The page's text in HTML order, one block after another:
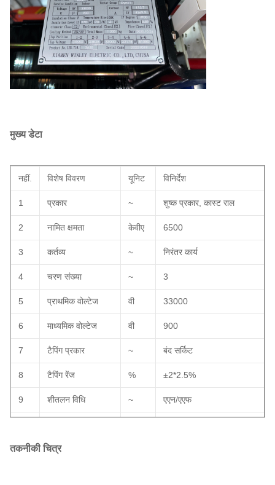
मुख्य डेटा
नहीं. विशेष विवरण यूनिट विनिर्देश
1 प्रकार ~ शुष्क प्रकार, कास्ट राल
2 नामित क्षमता केवीए 6500
3 कर्तव्य ~ निरंतर कार्य
4 चरण संख्या ~ 3
5 प्राथमिक वोल्टेज वी 33000
6 माध्यमिक वोल्टेज वी 900
7 टैपिंग प्रकार ~ बंद सर्किट
8 टैपिंग रेंज % ±2*2.5%
9 शीतलन विधि ~ एएन/एएफ
11 वेक्टर समूह
तकनीकी चित्र